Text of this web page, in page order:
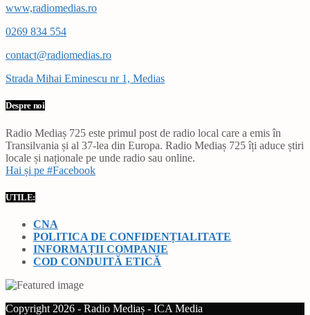
www,radiomedias.ro
0269 834 554
contact@radiomedias.ro
Strada Mihai Eminescu nr 1, Medias
Despre noi
Radio Mediaș 725 este primul post de radio local care a emis în
Transilvania și al 37-lea din Europa. Radio Mediaș 725 îți aduce știri
locale și naționale pe unde radio sau online.
Hai și pe #Facebook
UTILE:
CNA
POLITICA DE CONFIDENȚIALITATE
INFORMAȚII COMPANIE
COD CONDUITĂ ETICĂ
Copyright 2026 - Radio Mediaș - ICA Media